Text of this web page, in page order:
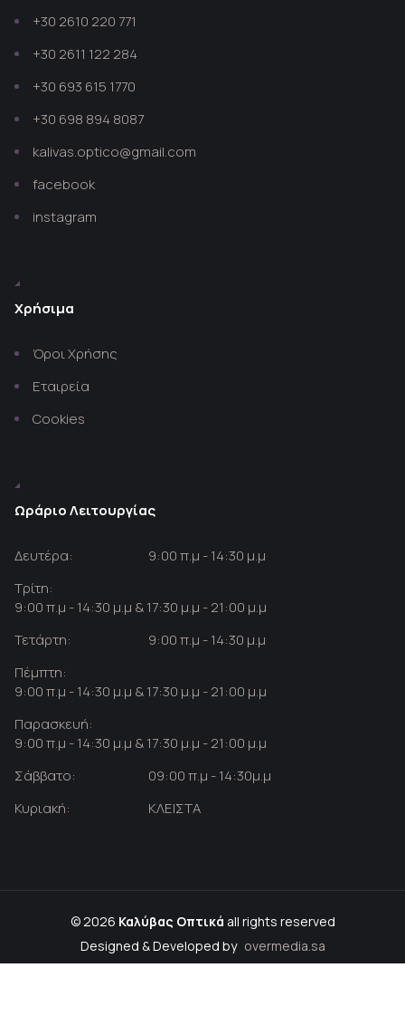
+30 2610 220 771
+30 2611 122 284
+30 693 615 1770
+30 698 894 8087
kalivas.optico@gmail.com
facebook
instagram
Χρήσιμα
Όροι Χρήσης
Εταιρεία
Cookies
Ωράριο Λειτουργίας
Δευτέρα:
9:00 π.μ - 14:30 μ.μ
Τρίτη:
9:00 π.μ - 14:30 μ.μ & 17:30 μ.μ - 21:00 μ.μ
Τετάρτη:
9:00 π.μ - 14:30 μ.μ
Πέμπτη:
9:00 π.μ - 14:30 μ.μ & 17:30 μ.μ - 21:00 μ.μ
Παρασκευή:
9:00 π.μ - 14:30 μ.μ & 17:30 μ.μ - 21:00 μ.μ
Σάββατο:
09:00 π.μ - 14:30μ.μ
Κυριακή:
ΚΛΕΙΣΤΑ
© 2026 Καλύβας Οπτικά all rights reserved
Designed & Developed by overmedia.sa